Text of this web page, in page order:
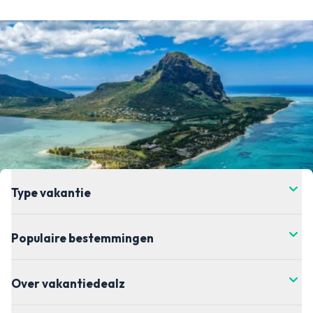
Type vakantie
Populaire bestemmingen
Over vakantiedealz